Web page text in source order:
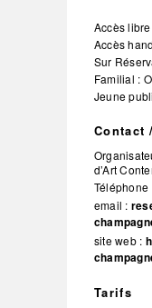
Accès
Accès
Sur
Familial :
Jeune
Contact
d’Art
Téléphone
email :
site web :
Tarifs